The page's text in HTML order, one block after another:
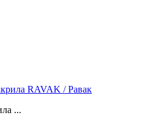
RAVAK / Равак
...